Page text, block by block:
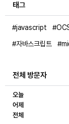
태그
#javascript
#자바스크립트
전체 방문자
오늘
어제
전체